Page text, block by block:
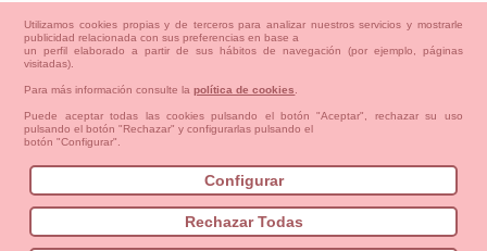
Información Legal
política de devoluciones y reembolsos
Aviso Legal Aviso Cookies
Cómo crear tu cuenta OKAA.
Mapa del sitio
+34 91 113 89 09
Utilizamos cookies propias y de terceros para analizar nuestros servicios y mostrarle
publicidad relacionada con sus preferencias en base a
un perfil elaborado a partir de sus hábitos de navegación (por ejemplo, páginas
visitadas).
Para más información consulte lapolítica de cookies
Puede aceptar todas las cookies pulsando el botón "Aceptar", rechazar su uso
pulsando el botón "Rechazar" y configurarlas pulsando el
botón "Configurar".
Configurar
Rechazar Todas